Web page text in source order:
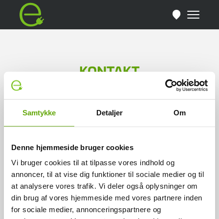
Samtykke Detaljer Om
Denne hjemmeside bruger cookies
Vi bruger cookies til at tilpasse vores indhold og
annoncer, til at vise dig funktioner til sociale medier og til
at analysere vores trafik. Vi deler også oplysninger om
din brug af vores hjemmeside med vores partnere inden
for sociale medier, annonceringspartnere og
KONTAKT
Det grønne e Hovedkontor
Kontakt hovedkontoret her
Find e-værksted
INFO
Find værksted